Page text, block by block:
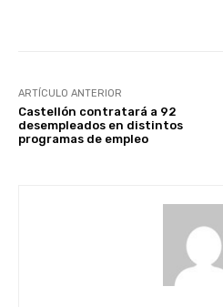
ARTÍCULO ANTERIOR
Castellón contratará a 92
desempleados en distintos
programas de empleo